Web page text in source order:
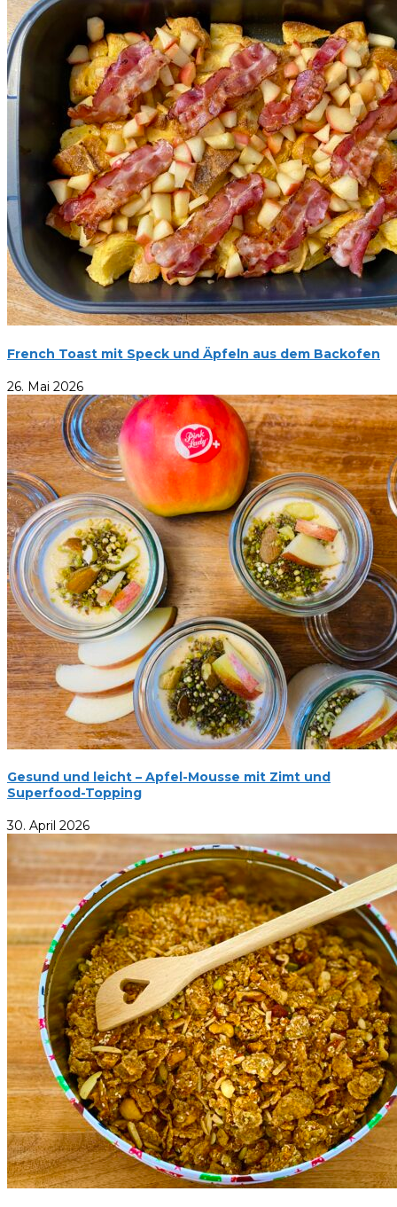
French Toast mit Speck und Äpfeln aus dem Backofen
26. Mai 2026
Gesund und leicht – Apfel-Mousse mit Zimt und
Superfood-Topping
30. April 2026